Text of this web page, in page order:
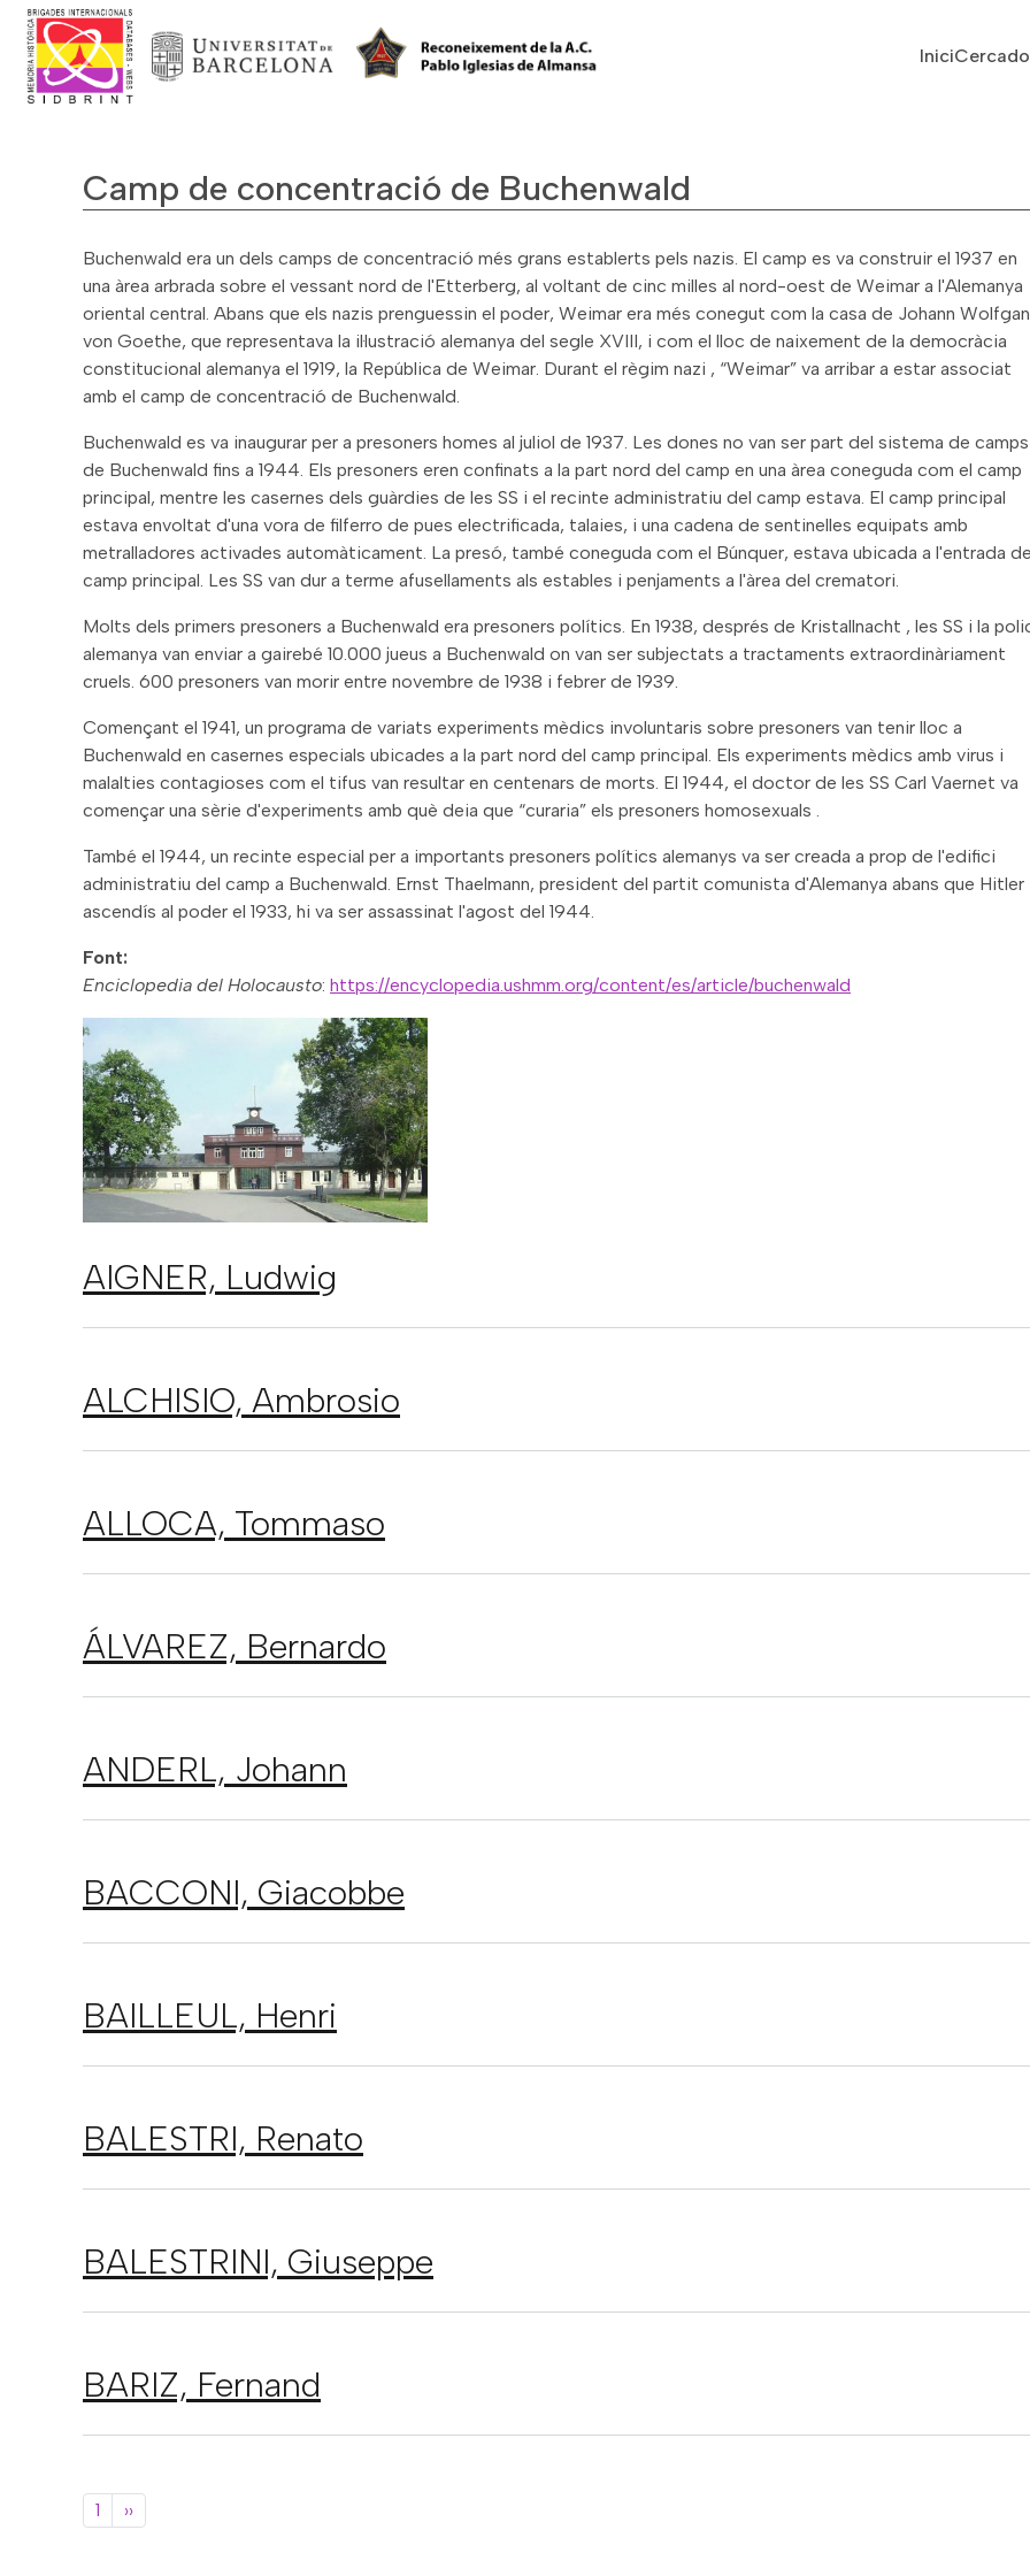
Inici
Camp de concentració de Buchenwald
Buchenwald era un dels camps de concentració més grans establerts pels nazis. El camp es va construir el 1937 en
una àrea arbrada sobre el vessant nord de l'Etterberg, al voltant de cinc milles al nord-oest de Weimar a l'Alemanya
oriental central. Abans que els nazis prenguessin el poder, Weimar era més conegut com la casa de Johann
von Goethe, que representava la il·lustració alemanya del segle XVIII, i com el lloc de naixement de la democràcia
constitucional alemanya el 1919, la República de Weimar. Durant el règim nazi , “Weimar” va arribar a estar associat
amb el camp de concentració de Buchenwald.
Buchenwald es va inaugurar per a presoners homes al juliol de 1937. Les dones no van ser part del sistema de camps
de Buchenwald fins a 1944. Els presoners eren confinats a la part nord del camp en una àrea coneguda com el camp
principal, mentre les casernes dels guàrdies de les SS i el recinte administratiu del camp estava. El camp principal
estava envoltat d'una vora de filferro de pues electrificada, talaies, i una cadena de sentinelles equipats amb
metralladores activades automàticament. La presó, també coneguda com el Búnquer, estava ubicada a l'entrada
camp principal. Les SS van dur a terme afusellaments als estables i penjaments a l'àrea del crematori.
Molts dels primers presoners a Buchenwald era presoners polítics. En 1938, després de Kristallnacht , les SS i la
alemanya van enviar a gairebé 10.000 jueus a Buchenwald on van ser subjectats a tractaments extraordinàriament
cruels. 600 presoners van morir entre novembre de 1938 i febrer de 1939.
Començant el 1941, un programa de variats experiments mèdics involuntaris sobre presoners van tenir lloc a
Buchenwald en casernes especials ubicades a la part nord del camp principal. Els experiments mèdics amb virus i
malalties contagioses com el tifus van resultar en centenars de morts. El 1944, el doctor de les SS Carl Vaernet va
començar una sèrie d'experiments amb què deia que “curaria” els presoners homosexuals .
També el 1944, un recinte especial per a importants presoners polítics alemanys va ser creada a prop de l'edifici
administratiu del camp a Buchenwald. Ernst Thaelmann, president del partit comunista d'Alemanya abans que Hitler
ascendís al poder el 1933, hi va ser assassinat l'agost del 1944.
Font:
Enciclopedia del Holocausto: https://encyclopedia.ushmm.org/content/es/article/buchenwald
AIGNER, Ludwig
ALCHISIO, Ambrosio
ALLOCA, Tommaso
ÁLVAREZ, Bernardo
ANDERL, Johann
BACCONI, Giacobbe
BAILLEUL, Henri
BALESTRI, Renato
BALESTRINI, Giuseppe
BARIZ, Fernand
Paginació
1 Pàgina següent
››